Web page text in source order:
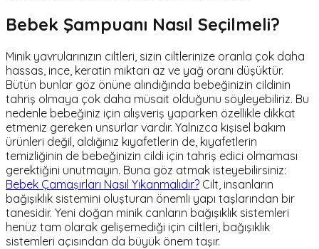
Bebek Şampuanı Nasıl Seçilmeli?
Minik yavrularınızın ciltleri, sizin ciltlerinize oranla çok daha
hassas, ince, keratin miktarı az ve yağ oranı düşüktür.
Bütün bunlar göz önüne alındığında bebeğinizin cildinin
tahriş olmaya çok daha müsait olduğunu söyleyebiliriz. Bu
nedenle bebeğiniz için alışveriş yaparken özellikle dikkat
etmeniz gereken unsurlar vardır. Yalnızca kişisel bakım
ürünleri değil, aldığınız kıyafetlerin de, kıyafetlerin
temizliğinin de bebeğinizin cildi için tahriş edici olmaması
gerektiğini unutmayın. Buna göz atmak isteyebilirsiniz:
Bebek Çamaşırları Nasıl Yıkanmalıdır? Cilt, insanların
bağışıklık sistemini oluşturan önemli yapı taşlarından bir
tanesidir. Yeni doğan minik canların bağışıklık sistemleri
henüz tam olarak gelişemediği için ciltleri, bağışıklık
sistemleri açısından da büyük önem taşır.